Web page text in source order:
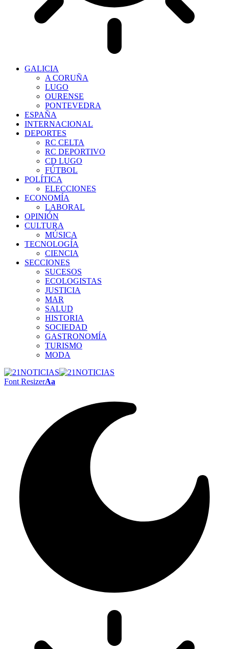
GALICIA
A CORUÑA
LUGO
OURENSE
PONTEVEDRA
ESPAÑA
INTERNACIONAL
DEPORTES
RC CELTA
RC DEPORTIVO
CD LUGO
FÚTBOL
POLÍTICA
ELECCIONES
ECONOMÍA
LABORAL
OPINIÓN
CULTURA
MÚSICA
TECNOLOGÍA
CIENCIA
SECCIONES
SUCESOS
ECOLOGISTAS
JUSTICIA
MAR
SALUD
HISTORIA
SOCIEDAD
GASTRONOMÍA
TURISMO
MODA
Font ResizerAa